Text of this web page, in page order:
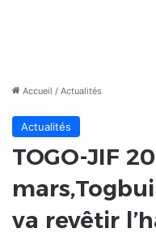
Accueil / Actualités
Actualités
TOGO-JIF
va revêtir